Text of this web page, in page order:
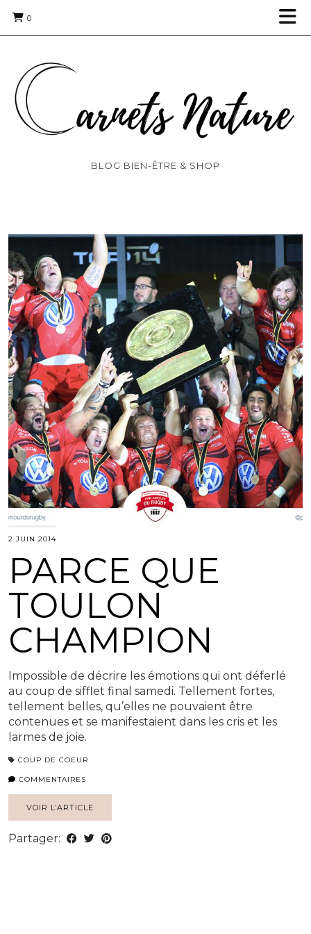
0
BLOG BIEN-ÊTRE & SHOP
2 JUIN 2014
PARCE QUE
TOULON
CHAMPION
Impossible de décrire les émotions qui ont déferlé
au coup de sifflet final samedi. Tellement fortes,
tellement belles, qu’elles ne pouvaient être
contenues et se manifestaient dans les cris et les
larmes de joie.
COUP DE COEUR
COMMENTAIRES
VOIR L’ARTICLE
Partager: